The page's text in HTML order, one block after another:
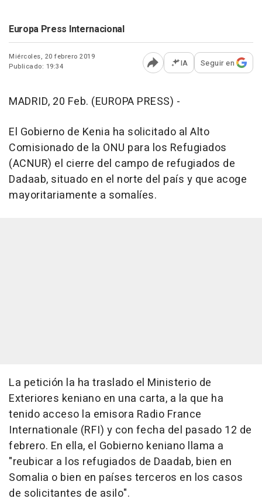
Europa Press Internacional
Miércoles, 20 febrero 2019
Publicado: 19:34
Abrir opciones para
IA Seguir en
MADRID, 20 Feb. (EUROPA PRESS) -
El Gobierno de Kenia ha solicitado al Alto
Comisionado de la ONU para los Refugiados
(ACNUR) el cierre del campo de refugiados de
Dadaab, situado en el norte del país y que acoge
mayoritariamente a somalíes.
La petición la ha traslado el Ministerio de
Exteriores keniano en una carta, a la que ha
tenido acceso la emisora Radio France
Internationale (RFI) y con fecha del pasado 12 de
febrero. En ella, el Gobierno keniano llama a
"reubicar a los refugiados de Daadab, bien en
Somalia o bien en países terceros en los casos
de solicitantes de asilo".